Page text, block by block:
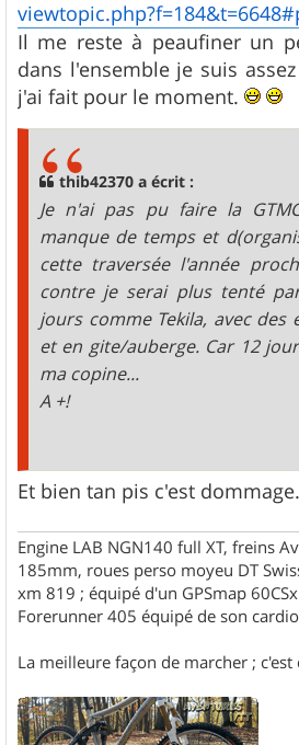
Il me reste à peaufiner un
dans l'ensemble je suis
j'ai fait pour le moment.
thib42370 a écrit :
Je n'ai pas pu faire la
manque de temps et
cette traversée l'année
contre je serai plus tenté
jours comme Tekila, avec des
et en gite/auberge. Car 12
ma copine...
A +!
Et bien tan pis c'est dommage.
Engine LAB NGN140 full XT, freins
185mm, roues perso moyeu DT
xm 819 ; équipé d'un GPSmap
Forerunner 405 équipé de son
La meilleure façon de marcher ;